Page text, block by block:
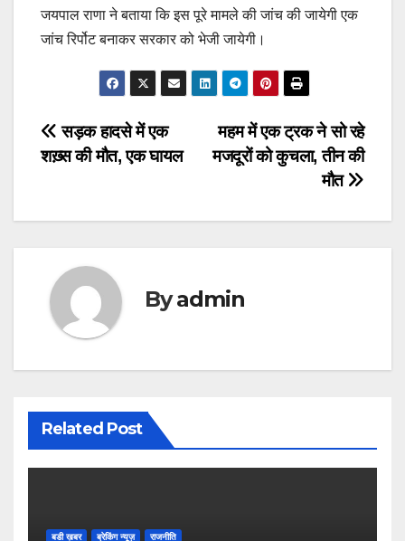
जयपाल राणा ने बताया कि इस पूरे मामले की जांच की जायेगी एक
जांच रिर्पोट बनाकर सरकार को भेजी जायेगी।
Post
navigation
महम में एक ट्रक ने सो रहे
मजदूरों को कुचला, तीन की
मौत
सड़क हादसे में एक
शख़्स की मौत, एक घायल
Byadmin
Related Post
बडी ख़बर ब्रेकिंग न्यूज़ राजनीति